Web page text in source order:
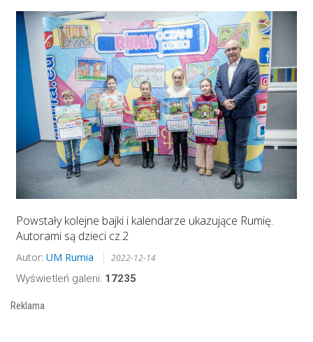
Powstały kolejne bajki i kalendarze ukazujące Rumię.
Autorami są dzieci cz.2
Autor: UM Rumia 2022-12-14
Wyświetleń galerii: 17235
Reklama